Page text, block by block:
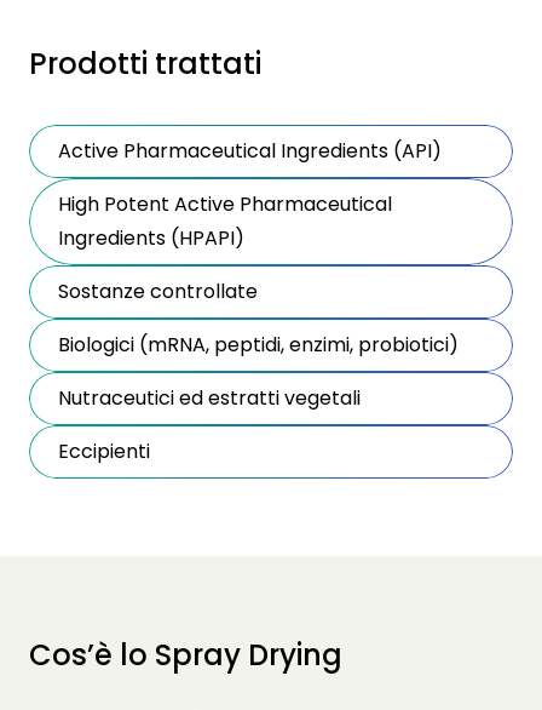
Prodotti trattati
Active Pharmaceutical Ingredients (API)
High Potent Active Pharmaceutical
Ingredients (HPAPI)
Sostanze controllate
Biologici (mRNA, peptidi, enzimi, probiotici)
Nutraceutici ed estratti vegetali
Eccipienti
Cos’è lo Spray Drying